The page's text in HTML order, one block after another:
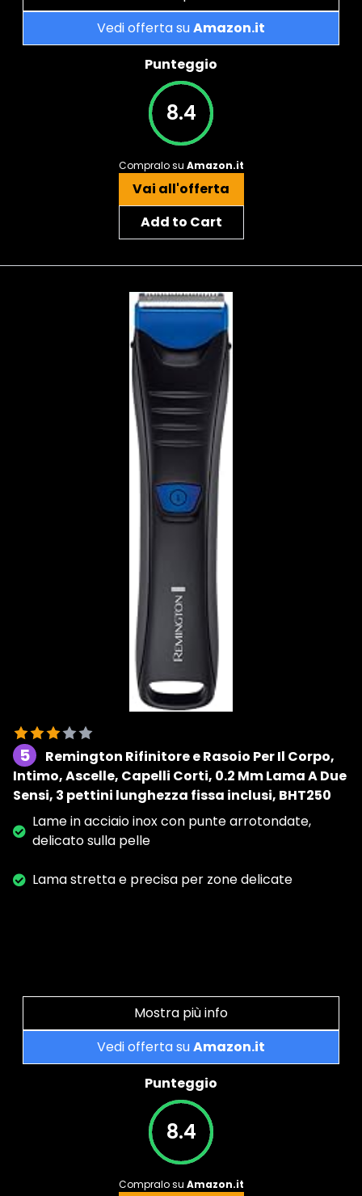
Vedi offerta suAmazon.it
Punteggio
8.4
Compralo su Amazon.it
Vai all'offerta
Add to Cart
5
Remington Rifinitore e Rasoio Per Il Corpo,
Intimo, Ascelle, Capelli Corti, 0.2 Mm Lama A Due
Sensi, 3 pettini lunghezza fissa inclusi, BHT250
Lame in acciaio inox con punte arrotondate,
delicato sulla pelle
Lama stretta e precisa per zone delicate
Mostra più info
Vedi offerta suAmazon.it
Punteggio
8.4
Compralo su Amazon.it